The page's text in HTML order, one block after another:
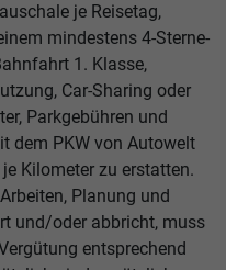
je Reisetag,
mindestens 4-Sterne-
1. Klasse,
Car-Sharing oder
Parkgebühren und
dem PKW von Autowelt
Kilometer zu erstatten.
Planung und
und/oder abbricht, muss
entsprechend